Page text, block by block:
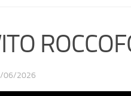
06/2026